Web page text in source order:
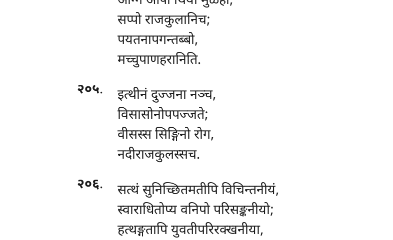
सप्पो राजकुलानिच;
पयतनापगन्तब्बो,
मच्चुपाणहरानिति.
२०५. इत्थीनंदुज्जना नञ्च,
विसासोनोपपज्जते;
वीसस्स सिङ्गिनो रोग,
नदीराजकुलस्सच.
२०६.
सत्थं सुनिच्छितमतीपि विचिन्तनीयं,
स्वाराधितोप्य वनिपो परिसङ्कनीयो;
हत्थङ्गतापि युवतीपरिरक्खनीया,